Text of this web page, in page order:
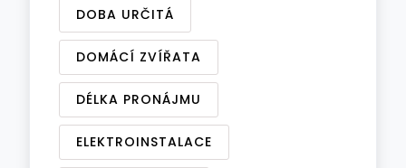
DOBA URČITÁ
DOMÁCÍ ZVÍŘATA
DÉLKA PRONÁJMU
ELEKTROINSTALACE